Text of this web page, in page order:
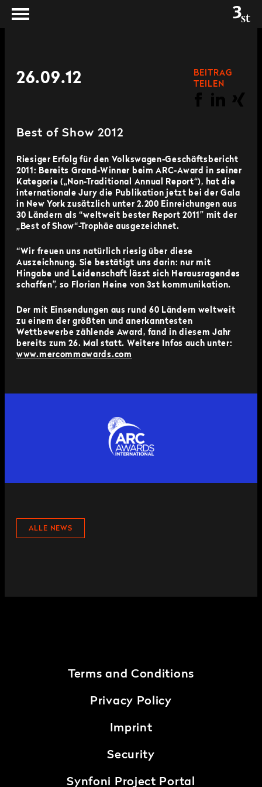
26.09.12
BEITRAG
TEILEN
Best of Show 2012
Riesiger Erfolg für den Volkswagen-Geschäftsbericht
2011: Bereits Grand-Winner beim ARC-Award in seiner
Kategorie („Non-Traditional Annual Report“), hat die
internationale Jury die Publikation jetzt bei der Gala
in New York zusätzlich unter 2.200 Einreichungen aus
30 Ländern als “weltweit bester Report 2011” mit der
„Best of Show“-Trophäe ausgezeichnet.
“Wir freuen uns natürlich riesig über diese
Auszeichnung. Sie bestätigt uns darin: nur mit
Hingabe und Leidenschaft lässt sich Herausragendes
schaffen”, so Florian Heine von 3st kommunikation.
Der mit Einsendungen aus rund 60 Ländern weltweit
zu einem der größten und anerkanntesten
Wettbewerbe zählende Award, fand in diesem Jahr
bereits zum 26. Mal statt. Weitere Infos auch unter:
www.mercommawards.com
ALLE NEWS
Terms and Conditions
Privacy Policy
Imprint
Security
Synfoni Project Portal